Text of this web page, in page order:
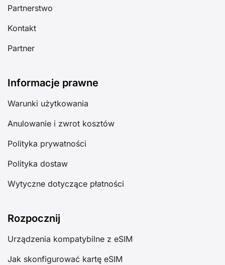
Partnerstwo
Kontakt
Partner
Informacje prawne
Warunki użytkowania
Anulowanie i zwrot kosztów
Polityka prywatności
Polityka dostaw
Wytyczne dotyczące płatności
Rozpocznij
Urządzenia kompatybilne z eSIM
Jak skonfigurować kartę eSIM